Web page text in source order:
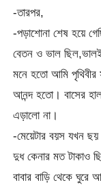
-তারপর,
-পড়াশোনা শেষ হয়ে
বেতন ও ভাল
মনে হতো আমি পৃথিবীর
আনন্দ হতো। বাসের
এড়ালো না।
-মেয়েটার বয়স যখন
দুধ কেনার মত টাকাও
বাবার বাড়ি থেকে